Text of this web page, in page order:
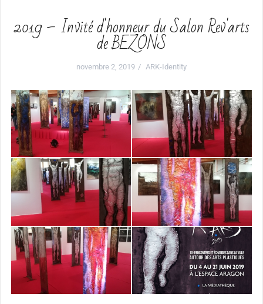
2019 – Invité d'honneur du Salon Rev'arts
de BEZONS
novembre 2, 2019 ARK-Identity